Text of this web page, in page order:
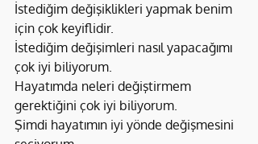
İstediğim değişiklikleri yapmak benim
için çok keyiflidir.
İstediğim değişimleri nasıl yapacağımı
çok iyi biliyorum.
Hayatımda neleri değiştirmem
gerektiğini çok iyi biliyorum.
Şimdi hayatımın iyi yönde değişmesini